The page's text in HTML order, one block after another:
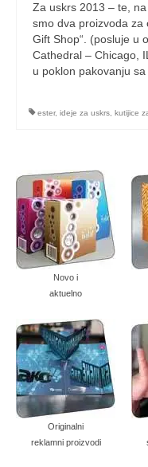
Luksuzne
EKO kese
promotivne
XL Pillow box
pillow box
pillow box
pillow box
pillow-box
pillow-box
pillow-box
pillow box
pillow-box
Za uskrs 2013 – te,
smo dva proizvoda za
Gift Shop“. (posluje u
Cathedral – Chicago,
u poklon pakovanju
ester, ideje za uskrs kutijice
Novo i
aktuelno
Originalni
reklamni proizvodi